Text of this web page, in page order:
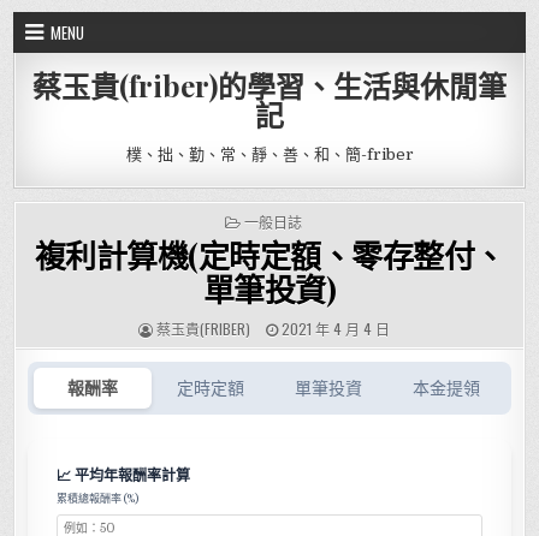
Skip to content
MENU
蔡玉貴(friber)的學習、生活與休閒筆
記
樸、拙、勤、常、靜、善、和、簡-friber
POSTED IN
一般日誌
複利計算機(定時定額、零存整付、
單筆投資)
AUTHOR:
蔡玉貴(FRIBER) PUBLISHED DATE:
2021 年 4 月 4 日
報酬率 定時定額 單筆投資 本金提領
📈 平均年報酬率計算
累積總報酬率 (%)